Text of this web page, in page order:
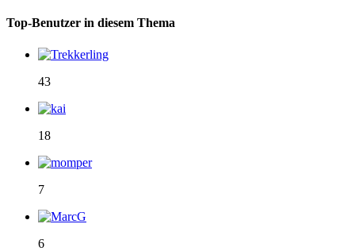
Top-Benutzer in diesem Thema
43
18
7
6